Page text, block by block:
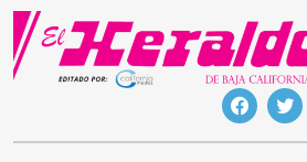
Skip
content